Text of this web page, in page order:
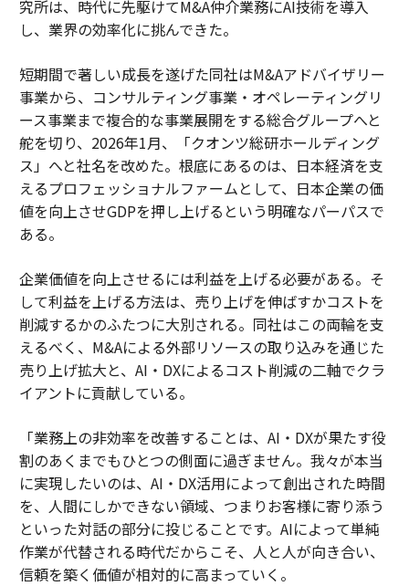
究所は、時代に先駆けてM&A仲介業務にAI技術を導入
し、業界の効率化に挑んできた。
短期間で著しい成長を遂げた同社はM&Aアドバイザリー
事業から、コンサルティング事業・オペレーティングリ
ース事業まで複合的な事業展開をする総合グループへと
舵を切り、2026年1月、「クオンツ総研ホールディング
ス」へと社名を改めた。根底にあるのは、日本経済を支
えるプロフェッショナルファームとして、日本企業の価
値を向上させGDPを押し上げるという明確なパーパスで
ある。
企業価値を向上させるには利益を上げる必要がある。そ
して利益を上げる方法は、売り上げを伸ばすかコストを
削減するかのふたつに大別される。同社はこの両輪を支
えるべく、M&Aによる外部リソースの取り込みを通じた
売り上げ拡大と、AI・DXによるコスト削減の二軸でクラ
イアントに貢献している。
「業務上の非効率を改善することは、AI・DXが果たす役
割のあくまでもひとつの側面に過ぎません。我々が本当
に実現したいのは、AI・DX活用によって創出された時間
を、人間にしかできない領域、つまりお客様に寄り添う
といった対話の部分に投じることです。AIによって単純
作業が代替される時代だからこそ、人と人が向き合い、
信頼を築く価値が相対的に高まっていく。